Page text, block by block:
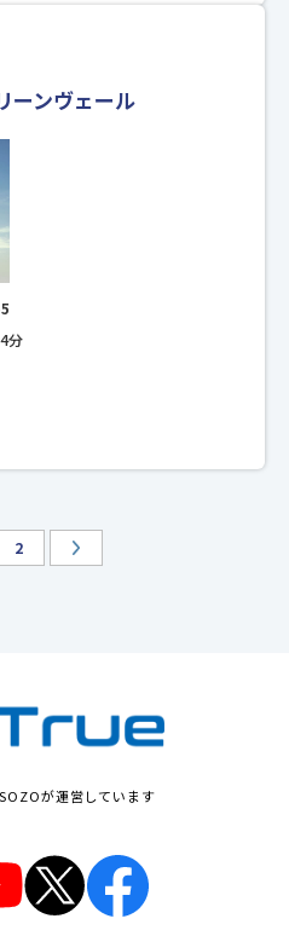
ーンヴェール
分
2
が運営しています